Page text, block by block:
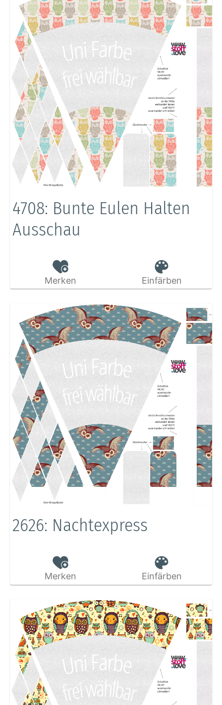
4708: Bunte Eulen Halten
Ausschau
Merken Einfärben
2626: Nachtexpress
Merken Einfärben